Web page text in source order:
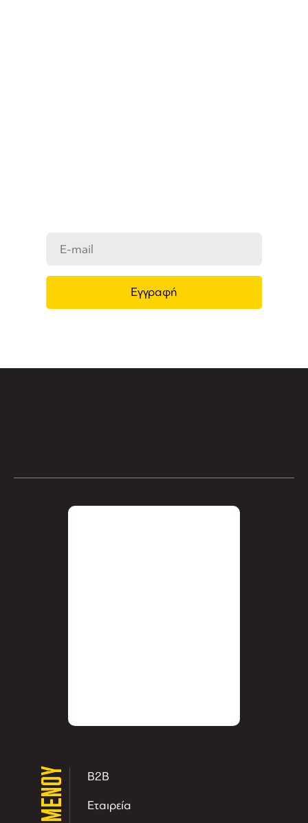
ΜΕΝΟΥ B2B
Εταιρεία